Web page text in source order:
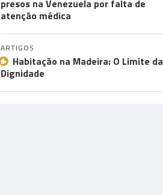
presos na Venezuela por falta de
atenção médica
ARTIGOS
Habitação na Madeira: O Limite da
Dignidade